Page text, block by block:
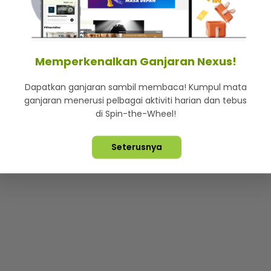
Lebih hot, viral dan sensasi
Terpelihara © 2026. Star Media Group Berhad [197101000523
Memperkenalkan Ganjaran Nexus!
Dapatkan ganjaran sambil membaca! Kumpul mata
ganjaran menerusi pelbagai aktiviti harian dan tebus
di Spin-the-Wheel!
Seterusnya